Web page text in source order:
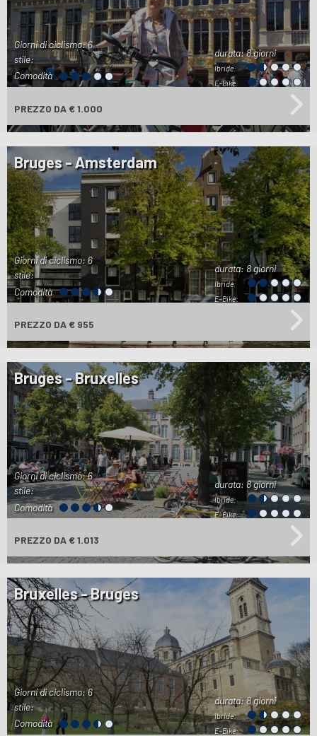
durata:8 giorni
Ibride:
E-Bike:
Giorni di ciclismo: 6
stile:
Comodità
PREZZO DA € 1.000
Bruges - Amsterdam
durata: 8 giorni
Ibride:
E-Bike:
Giorni di ciclismo: 6
stile:
Comodità
PREZZO DA € 955
Bruges - Bruxelles
durata: 8 giorni
Ibride:
E-Bike:
Giorni di ciclismo: 6
stile:
Comodità
PREZZO DA € 1.013
Bruxelles - Bruges
durata:8 giorni
Ibride:
E-Bike:
Giorni di ciclismo: 6
stile:
Comodità